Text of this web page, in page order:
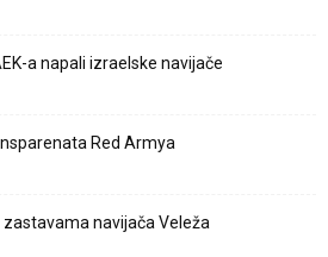
a napali izraelske navijače
Red Armya
navijača Veleža